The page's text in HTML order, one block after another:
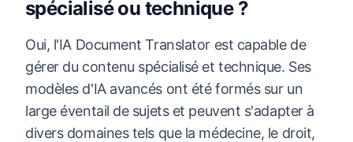
spécialisé ou technique ?
Oui, l'IA Document Translator est capable de
gérer du contenu spécialisé et technique. Ses
modèles d'IA avancés ont été formés sur un
large éventail de sujets et peuvent s'adapter à
divers domaines tels que la médecine, le droit,